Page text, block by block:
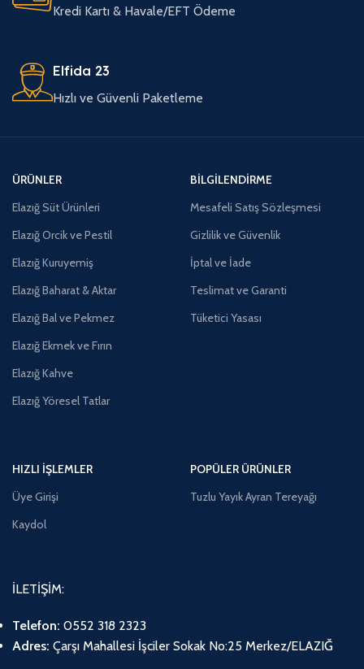
Kredi Kartı & Havale/EFT Ödeme
Elfida 23
Hızlı ve Güvenli Paketleme
ÜRÜNLER
Elazığ Süt Ürünleri
Elazığ Orcik ve Pestil
Elazığ Kuruyemiş
Elazığ Baharat & Aktar
Elazığ Bal ve Pekmez
Elazığ Ekmek ve Fırın
Elazığ Kahve
Elazığ Yöresel Tatlar
BILGILENDIRME
Mesafeli Satış Sözleşmesi
Gizlilik ve Güvenlik
İptal ve İade
Teslimat ve Garanti
Tüketici Yasası
HIZLI İŞLEMLER
Üye Girişi
Kaydol
POPÜLER ÜRÜNLER
Tuzlu Yayık Ayran Tereyağı
İLETİŞİM:
Telefon: 0552 318 2323
Adres: Çarşı Mahallesi İşciler Sokak No:25 Merkez/ELAZIĞ